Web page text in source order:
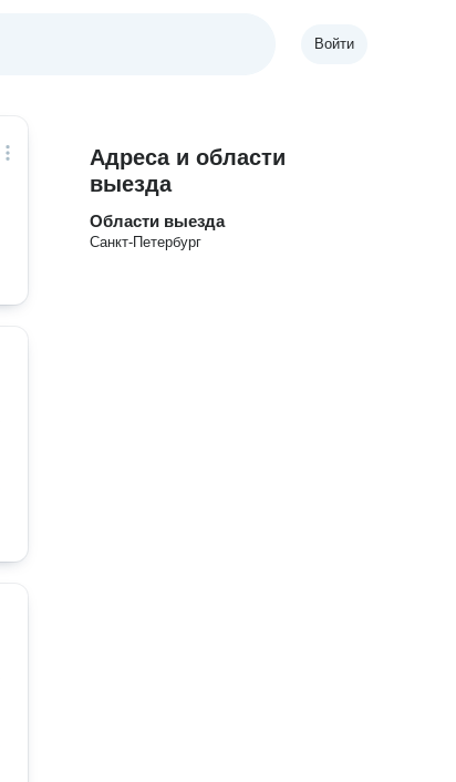
Войти
Адреса и области
выезда
Области выезда
Санкт-Петербург